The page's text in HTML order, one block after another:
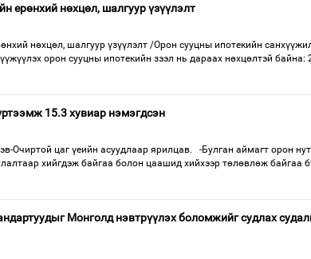
ерөнхий нөхцөл, шалгуур үзүүлэлт
нөхцөл, шалгуур үзүүлэлт /Орон сууцны ипотекийн
орон сууцны ипотекийн зээл нь дараах нөхцөлтэй байна:
15.3 хувиар нэмэгдсэн
Очиртой цаг үеийн асуудлаар ярилцав. -Булган аймагт орон
хийгдэж байгаа болон цаашид хийхээр төлөвлөж байгаа
Монголд нэвтрүүлэх боломжийг судлах